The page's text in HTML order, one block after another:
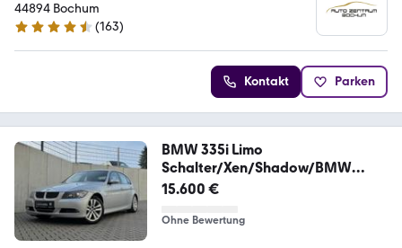
44894 Bochum
4.7 Sterne
(163)
Kontakt Parken
BMW 335i Limo
Schalter/Xen/Shadow/BMW
Historie/SR+WR
15.600 €
Ohne Bewertung